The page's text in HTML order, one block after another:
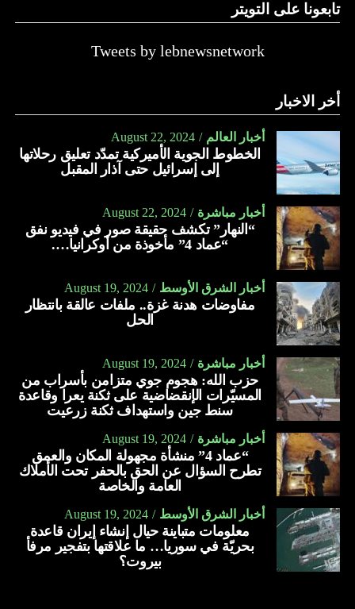
تابعونا على التويتر
Tweets by lebnewsnetwork
أخر الاخبار
أخبار العالم August 22, 2024
الخطوط الجوية الأميركية تمدّد تعليق رحلاتها
إلى إسرائيل حتى آذار المقبل
أخبار مباشرة August 22, 2024
“النهار” تكشف حقيقة صور في فيديو نفق
“عماد 4” مأخوذة من أوكرانيا….
أخبار الشرق الأوسط August 19, 2024
مفاوضات هدنة غزة.. ملفات عالقة بانتظار
الحل
أخبار مباشرة August 19, 2024
حزب الله: هجوم جوي متزامن بأسراب من
المسيّرات الإنقضاضية على ثكنة يعرا وقاعدة
سنط جين واستهداف ثكنة زرعيت
أخبار مباشرة August 19, 2024
“عماد 4” منشأة مجهولة المكان والعمق
تطرح السؤال عن الحق بالحفر تحت الأملاك
العامة والخاصة
أخبار الشرق الأوسط August 19, 2024
معلومات متباينة حيال إنشاء إيران قاعدة
بحريّة في سوريا… ما علاقتها بتفجير مرفأ
بيروت؟